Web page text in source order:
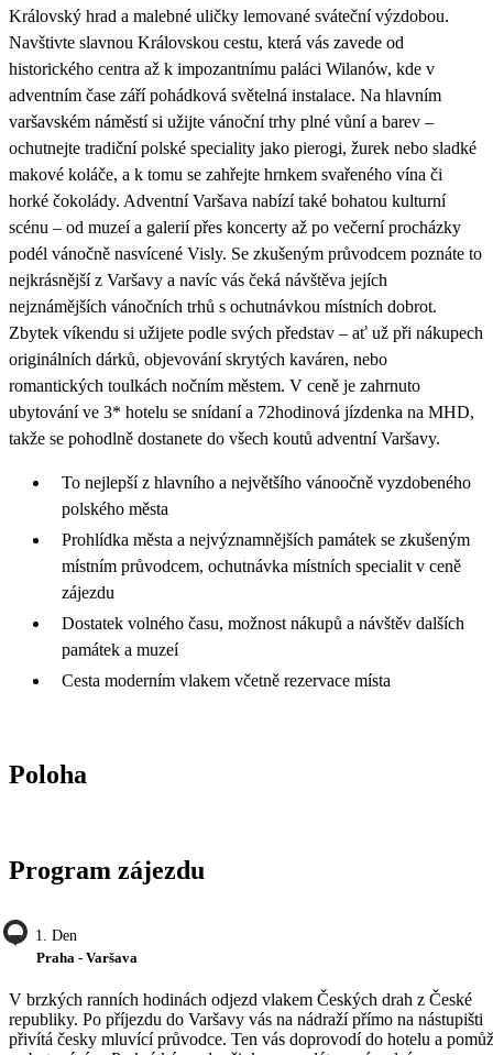
Královský hrad a malebné uličky lemované sváteční výzdobou.
Navštivte slavnou Královskou cestu, která vás zavede od
historického centra až k impozantnímu paláci Wilanów, kde v
adventním čase září pohádková světelná instalace. Na hlavním
varšavském náměstí si užijte vánoční trhy plné vůní a barev –
ochutnejte tradiční polské speciality jako pierogi, žurek nebo sladké
makové koláče, a k tomu se zahřejte hrnkem svařeného vína či
horké čokolády. Adventní Varšava nabízí také bohatou kulturní
scénu – od muzeí a galerií přes koncerty až po večerní procházky
podél vánočně nasvícené Visly. Se zkušeným průvodcem poznáte to
nejkrásnější z Varšavy a navíc vás čeká návštěva jejích
nejznámějších vánočních trhů s ochutnávkou místních dobrot.
Zbytek víkendu si užijete podle svých představ – ať už při nákupech
originálních dárků, objevování skrytých kaváren, nebo
romantických toulkách nočním městem. V ceně je zahrnuto
ubytování ve 3* hotelu se snídaní a 72hodinová jízdenka na MHD,
takže se pohodlně dostanete do všech koutů adventní Varšavy.
To nejlepší z hlavního a největšího vánoočně vyzdobeného
polského města
Prohlídka města a nejvýznamnějších památek se zkušeným
místním průvodcem, ochutnávka místních specialit v ceně
zájezdu
Dostatek volného času, možnost nákupů a návštěv dalších
památek a muzeí
Cesta moderním vlakem včetně rezervace místa
Poloha
Program zájezdu
1. Den
Praha - Varšava
V brzkých ranních hodinách odjezd vlakem Českých drah z České
republiky. Po příjezdu do Varšavy vás na nádraží přímo na nástupišti
přivítá česky mluvící průvodce. Ten vás doprovodí do hotelu a